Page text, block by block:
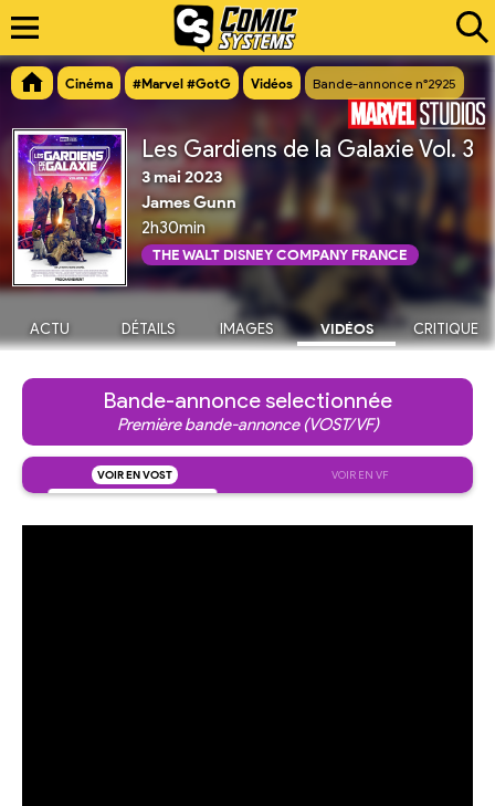
Cinéma #Marvel #GotG Vidéos Bande-annonce n°2925
Les Gardiens de la Galaxie Vol. 3
3 mai 2023
James Gunn
2h30min
THE WALT DISNEY COMPANY FRANCE
ACTU DÉTAILS IMAGES VIDÉOS CRITIQUE
Bande-annonce selectionnée
Première bande-annonce (VOST/VF)
VOIR EN VOST VOIR EN VF